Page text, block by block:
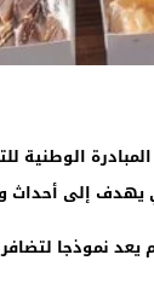
الوطنية
إلى أحداث
الذي بلغت تكلفته الإجمالية